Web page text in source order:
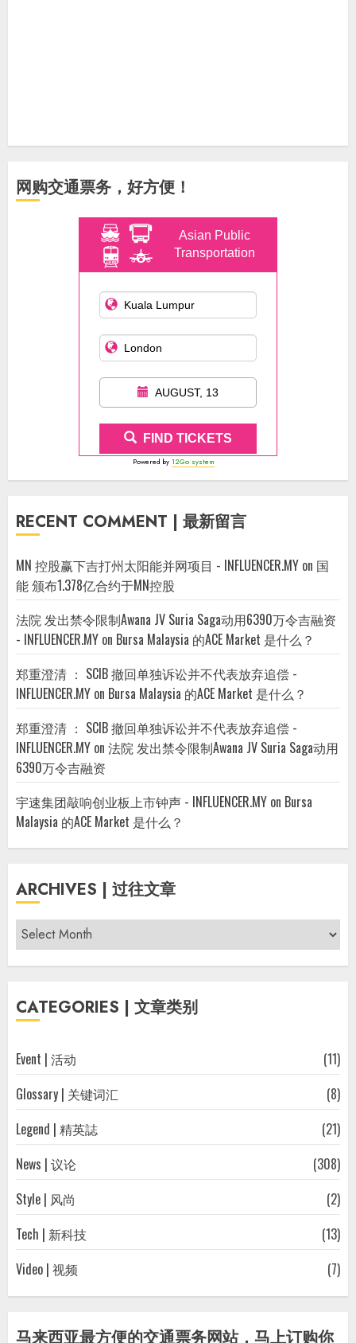
网购交通票务，好方便！
Asian Public
Transportation
AUGUST, 13
FIND TICKETS
Powered by 12Go system
RECENT COMMENT | 最新留言
MN 控股赢下吉打州太阳能并网项目 - INFLUENCER.MY on 国
能 颁布1.378亿合约于MN控股
法院 发出禁令限制Awana JV Suria Saga动用6390万令吉融资
- INFLUENCER.MY on Bursa Malaysia 的ACE Market 是什么？
郑重澄清 ： SCIB 撤回单独诉讼并不代表放弃追偿 -
INFLUENCER.MY on Bursa Malaysia 的ACE Market 是什么？
郑重澄清 ： SCIB 撤回单独诉讼并不代表放弃追偿 -
INFLUENCER.MY on 法院 发出禁令限制Awana JV Suria Saga动用
6390万令吉融资
宇速集团敲响创业板上市钟声 - INFLUENCER.MY on Bursa
Malaysia 的ACE Market 是什么？
ARCHIVES | 过往文章
Archives
|
过
文
CATEGORIES | 文章类别
Event | 活动
(11)
Glossary | 关键词汇
(8)
Legend | 精英誌
(21)
News | 议论
(308)
Style | 风尚
(2)
Tech | 新科技
(13)
Video | 视频
(7)
马来西亚最方便的交通票务网站，马上订购你